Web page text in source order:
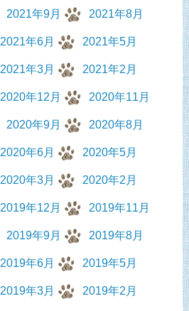
2021年9月 2021年8月
2021年6月 2021年5月
2021年3月 2021年2月
2020年12月 2020年11月
2020年9月 2020年8月
2020年6月 2020年5月
2020年3月 2020年2月
2019年12月 2019年11月
2019年9月 2019年8月
2019年6月 2019年5月
2019年3月 2019年2月